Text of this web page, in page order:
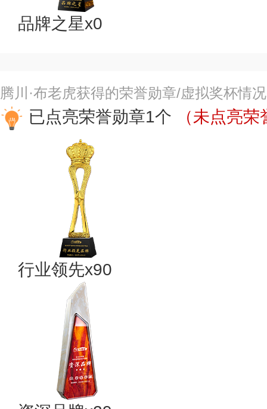
品牌之星x0
腾川·布老虎获得的荣誉勋章/虚拟奖杯情
已点亮荣誉勋章1个 （未点亮
行业领先x90